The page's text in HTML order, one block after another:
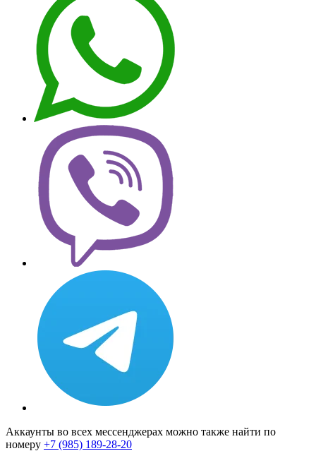
Аккаунты во всех мессенджерах можно также найти по
номеру +7 (985) 189-28-20